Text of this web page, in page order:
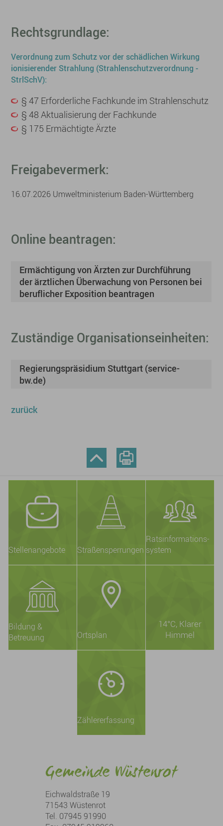
Rechtsgrundlage:
Verordnung zum Schutz vor der schädlichen Wirkung
ionisierender Strahlung (Strahlenschutzverordnung -
StrlSchV):
§ 47 Erforderliche Fachkunde im Strahlenschutz
§ 48 Aktualisierung der Fachkunde
§ 175 Ermächtigte Ärzte
Freigabevermerk:
16.07.2026 Umweltministerium Baden-Württemberg
Online beantragen:
Ermächtigung von Ärzten zur Durchführung
der ärztlichen Überwachung von Personen bei
beruflicher Exposition beantragen
Zuständige Organisationseinheiten:
Regierungspräsidium Stuttgart (service-
bw.de)
zurück
Stellenangebote Straßensperrungen
Ratsinformations-
system
Bildung &
Betreuung
Ortsplan
14°C, Klarer
Himmel
Zählererfassung
Gemeinde Wüstenrot
Eichwaldstraße 19
71543 Wüstenrot
Tel. 07945 91990